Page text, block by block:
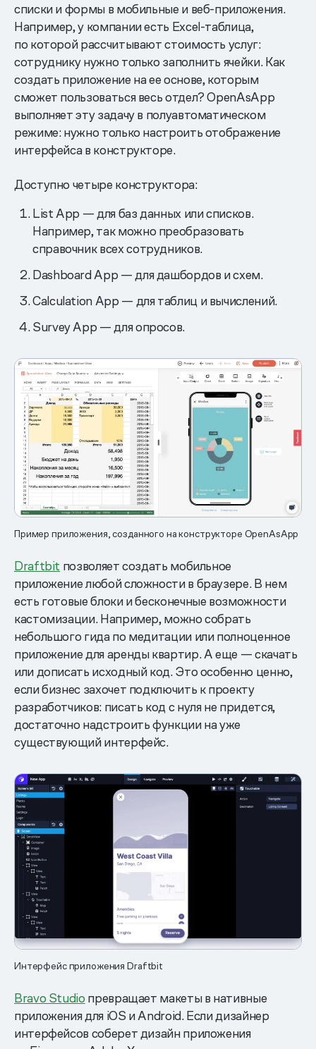
списки и формы в мобильные и веб-приложения.
Например, у компании есть Excel-таблица,
по которой рассчитывают стоимость услуг:
сотруднику нужно только заполнить ячейки. Как
создать приложение на ее основе, которым
сможет пользоваться весь отдел? OpenAsApp
выполняет эту задачу в полуавтоматическом
режиме: нужно только настроить отображение
интерфейса в конструкторе.
Доступно четыре конструктора:
List App — для баз данных или списков.
Например, так можно преобразовать
справочник всех сотрудников.
Dashboard App — для дашбордов и схем.
Calculation App — для таблиц и вычислений.
Survey App — для опросов.
Пример приложения, созданного на конструкторе OpenAsApp
Draftbit позволяет создать мобильное
приложение любой сложности в браузере. В нем
есть готовые блоки и бесконечные возможности
кастомизации. Например, можно собрать
небольшого гида по медитации или полноценное
приложение для аренды квартир. А еще — скачать
или дописать исходный код. Это особенно ценно,
если бизнес захочет подключить к проекту
разработчиков: писать код с нуля не придется,
достаточно надстроить функции на уже
существующий интерфейс.
Интерфейс приложения Draftbit
Bravo Studio превращает макеты в нативные
приложения для iOS и Android. Если дизайнер
интерфейсов соберет дизайн приложения